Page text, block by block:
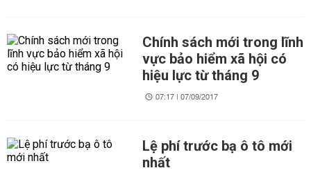
Chính sách mới trong lĩnh
vực bảo hiểm xã hội có
hiệu lực từ tháng 9
07:17 | 07/09/2017
Lệ phí trước bạ ô tô mới
nhất